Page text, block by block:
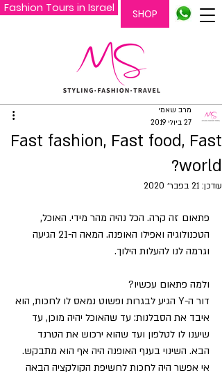
Fashion Tours in Israel SHOP
Fast fashion, Fast food, Fast
world?
מרב שאמי
27 ביולי 2019
עודכן: 21 בפבר׳ 2020
פתאום זה קרה. הכל נהיה מהר מידי. האוכל,
הטכנולוגיה ואפילו האופנה. המאה ה-21 הגיעה
וגרמה לנו להעלות הילוך.
ולמה פתאום עכשיו?
דור ה-Y הגיע לבגרות ופשוט נמאס לו לחכות, הוא
איבד את הסבלנות: עד שהאוכל יהיה מוכן, עד
שיענו לו לטלפון ועד שהוא ירכוש את הטרנד
הבא. השינוי בענף האופנה היה אף הוא מתבקש.
אי אפשר היה לחכות לחשיפת הקולקציה הבאה